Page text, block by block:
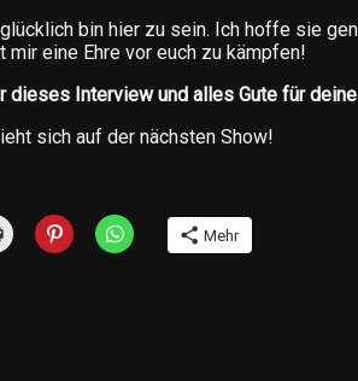
bin hier zu sein. Ich hoffe sie
eine Ehre vor euch zu kämpfen!
dieses Interview und alles Gute für
sich auf der nächsten Show!
Mehr